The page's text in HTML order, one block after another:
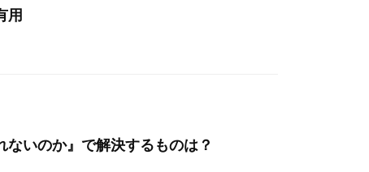
用
ないのか』で解決するものは？